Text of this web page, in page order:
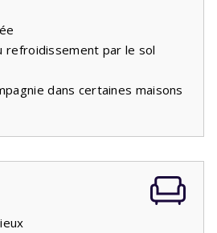
De grandes portes-fenêtres
la terrasse est couverte afin que
des soirées d’été
parc de cette maison sont
car elle dispose de l'air
refroidissement par le sol
dans certaines maisons